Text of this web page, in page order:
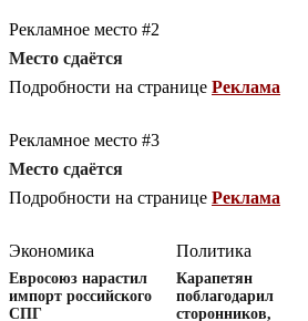
Рекламное место #2
Место сдаётся
Подробности на странице Реклама
Рекламное место #3
Место сдаётся
Подробности на странице Реклама
Экономика
Евросоюз нарастил
импорт российского
СПГ
Политика
Карапетян
поблагодарил
сторонников,